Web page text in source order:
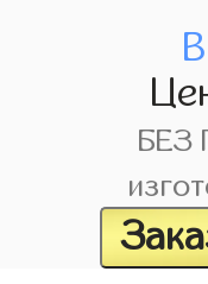
БЕЗ